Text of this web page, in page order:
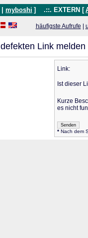
myboshi ] .::. EXTERN [
häufigste Aufrufe
defekten Link melden
Link:
Ist dieser
Kurze
es nicht
*Nach dem